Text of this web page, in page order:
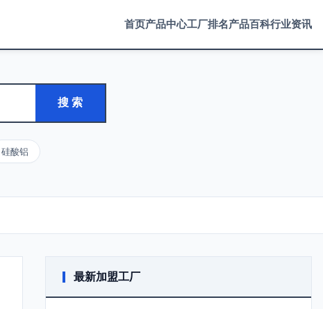
首页产品中心工厂排名产品百科行业资讯
搜 索
硅酸铝
最新加盟工厂